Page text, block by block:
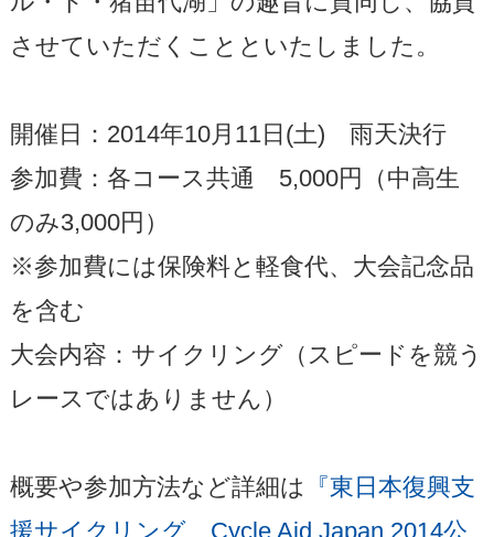
させていただくことといたしました。
開催日：2014年10月11日(土) 雨天決行
参加費：各コース共通 5,000円（中高生
のみ3,000円）
※参加費には保険料と軽食代、大会記念品
を含む
大会内容：サイクリング（スピードを競う
レースではありません）
概要や参加方法など詳細は
『東日本復興支
援サイクリング Cycle Aid Japan 2014公